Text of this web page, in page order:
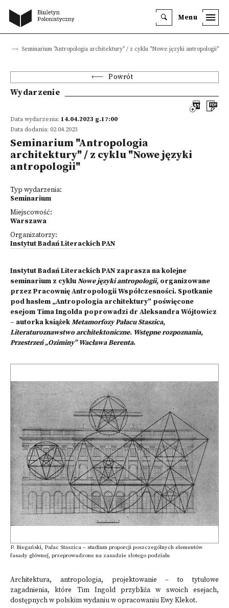
Menu
Seminarium "Antropologia architektury" / z cyklu "Nowe języki antropologii"
Powrót
Wydarzenie
Data wydarzenia: 14.04.2023 g.17:00
Data dodania: 02.04.2023
Seminarium "Antropologia
architektury" / z cyklu "Nowe języki
antropologii"
Typ wydarzenia:
Seminarium
Miejscowość:
Warszawa
Organizatorzy:
Instytut Badań Literackich PAN
Instytut Badań Literackich PAN zaprasza na kolejne
seminarium z cykluNowe języki antropologii, organizowane
przez Pracownię Antropologii Współczesności. Spotkanie
pod hasłem „Antropologia architektury” poświęcone
esejom Tima Ingolda poprowadzi dr Aleksandra Wójtowicz
– autorka książekMetamorfozy Pałacu Staszica,
Literaturoznawstwo architektoniczne. Wstępne rozpoznania,
Przestrzeń „Oziminy” Wacława Berenta.
P. Biegański, Pałac Staszica – studium proporcji poszczególnych elementów
fasady głównej, przeprowadzone na zasadzie złotego podziału
Architektura, antropologia, projektowanie – to tytułowe
zagadnienia, które Tim Ingold przybliża w swoich esejach,
dostępnych w polskim wydaniu w opracowaniu Ewy Klekot.